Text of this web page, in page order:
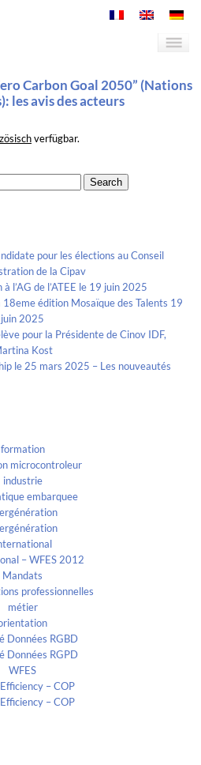
Carbon Goal 2050” (Nations
les avis des acteurs
verfügbar.
pour les élections au Conseil
de la Cipav
l’AG de l’ATEE le 19 juin 2025
18eme édition Mosaïque des Talents 19
juin 2025
pour la Présidente de Cinov IDF,
Kost
le 25 mars 2025 – Les nouveautés
formation
microcontroleur
industrie
embarquee
– WFES 2012
Mandats
professionnelles
métier
Données RGBD
Données RGPD
WFES
– COP
– COP